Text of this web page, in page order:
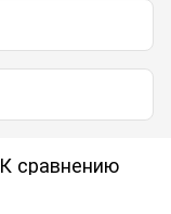
К сравнению